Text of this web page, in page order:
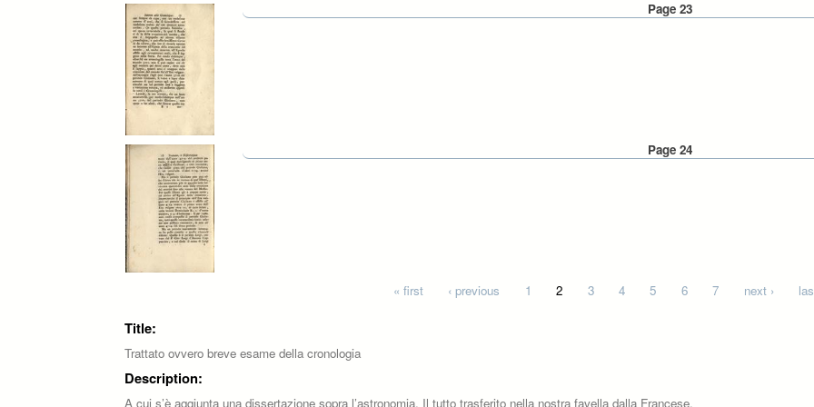
Page 23
Page 24
« first ‹ previous 1 2 3 4 5 6 7 next ›
Title:
Trattato ovvero breve esame della cronologia
Description:
A cui s’è aggiunta una dissertazione sopra l’astronomia. Il tutto trasferito nella nostra favella dalla Francese.